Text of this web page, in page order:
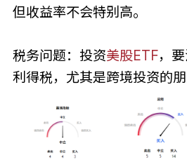
但收益率不会特别高。
税务问题：投资美股ETF，
利得税，尤其是跨境投资的朋